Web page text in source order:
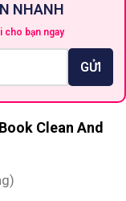
NHANH
cho bạn ngay
Clean And